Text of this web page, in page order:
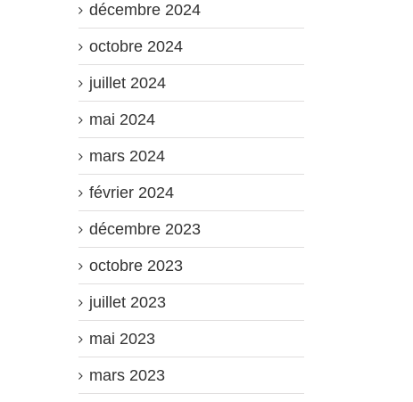
décembre 2024
octobre 2024
juillet 2024
mai 2024
mars 2024
février 2024
décembre 2023
octobre 2023
juillet 2023
mai 2023
mars 2023